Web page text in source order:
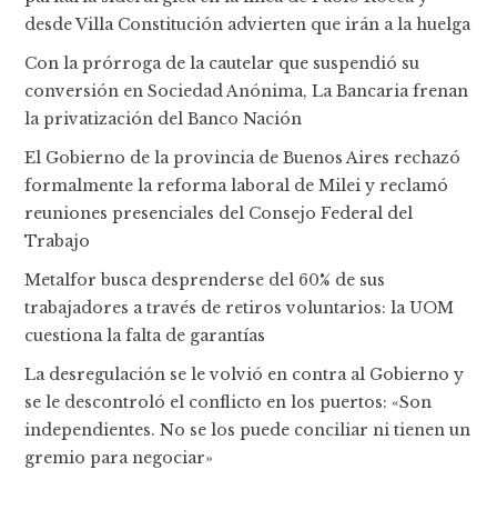
desde Villa Constitución advierten que irán a la huelga
Con la prórroga de la cautelar que suspendió su
conversión en Sociedad Anónima, La Bancaria frenan
la privatización del Banco Nación
El Gobierno de la provincia de Buenos Aires rechazó
formalmente la reforma laboral de Milei y reclamó
reuniones presenciales del Consejo Federal del
Trabajo
Metalfor busca desprenderse del 60% de sus
trabajadores a través de retiros voluntarios: la UOM
cuestiona la falta de garantías
La desregulación se le volvió en contra al Gobierno y
se le descontroló el conflicto en los puertos: «Son
independientes. No se los puede conciliar ni tienen un
gremio para negociar»